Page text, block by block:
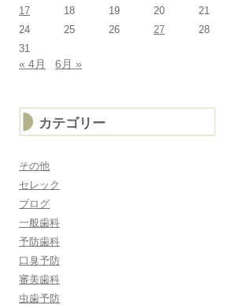
17
18 19 20 21
24
25 26 27 28
31
« 4月 6月 »
カテゴリー
その他
セレック
ブログ
一般歯科
予防歯科
口臭予防
審美歯科
虫歯予防